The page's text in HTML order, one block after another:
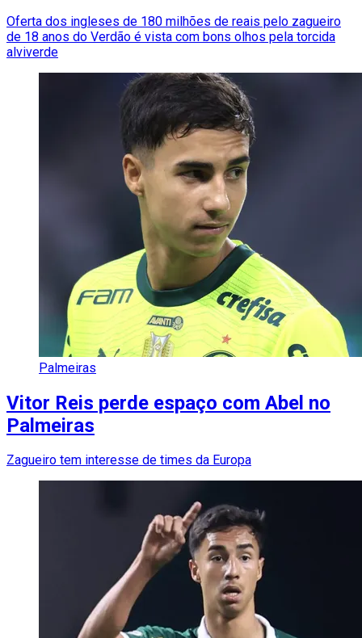
Oferta dos ingleses de 180 milhões de reais pelo zagueiro
de 18 anos do Verdão é vista com bons olhos pela torcida
alviverde
Palmeiras
Vitor Reis perde espaço com Abel no
Palmeiras
Zagueiro tem interesse de times da Europa